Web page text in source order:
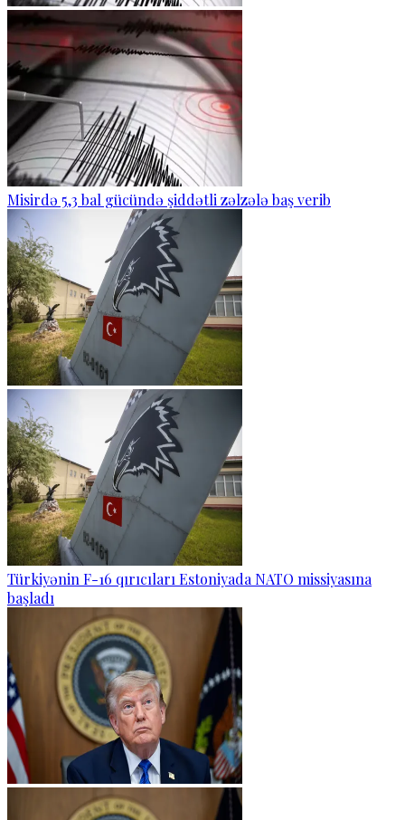
Misirdə 5,3 bal gücündə şiddətli zəlzələ baş verib
Türkiyənin F-16 qırıcıları Estoniyada NATO missiyasına
başladı